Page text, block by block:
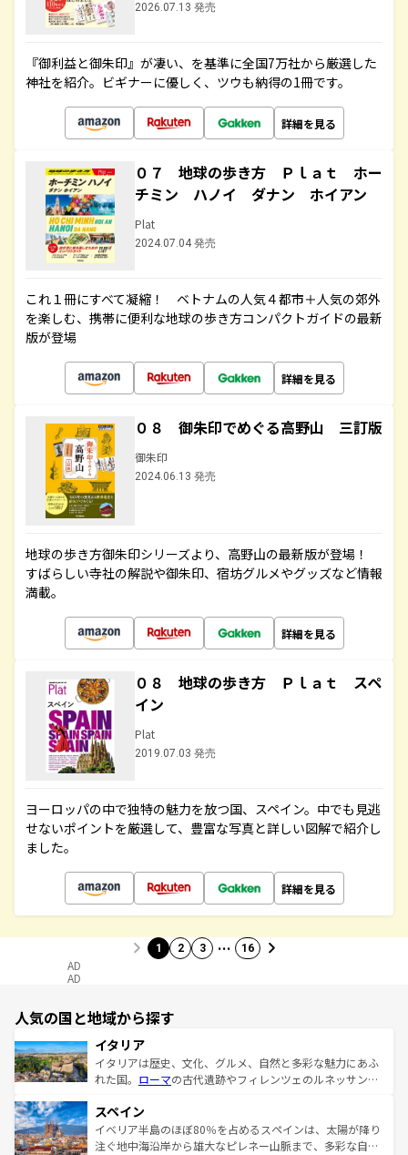
2026.07.13 発売
『御利益と御朱印』が凄い、を基準に全国7万社から厳選した
神社を紹介。ビギナーに優しく、ツウも納得の1冊です。
詳細を見る
０７ 地球の歩き方 Ｐｌａｔ ホー
チミン ハノイ ダナン ホイアン
Plat
2024.07.04 発売
これ１冊にすべて凝縮！ ベトナムの人気４都市＋人気の郊外
を楽しむ、携帯に便利な地球の歩き方コンパクトガイドの最新
版が登場
詳細を見る
０８ 御朱印でめぐる高野山 三訂版
御朱印
2024.06.13 発売
地球の歩き方御朱印シリーズより、高野山の最新版が登場！
すばらしい寺社の解説や御朱印、宿坊グルメやグッズなど情報
満載。
詳細を見る
０８ 地球の歩き方 Ｐｌａｔ スペ
イン
Plat
2019.07.03 発売
ヨーロッパの中で独特の魅力を放つ国、スペイン。中でも見逃
せないポイントを厳選して、豊富な写真と詳しい図解で紹介し
ました。
詳細を見る
1 2 3 … 16
AD
AD
人気の国と地域から探す
イタリア
イタリアは歴史、文化、グルメ、自然と多彩な魅力にあふ
れた国。 ローマの古代遺跡やフィレンツェのルネッサンス
ろん、トスカーナの美しい田園風景やアマルフィ海岸の絶
景など、自然景観も見逃せない。観光の合間には、本場の
ピザやパスタなど、絶品のイタリア料理を堪能することも
スペイン
イベリア半島のほぼ80％を占めるスペインは、太陽が降り
注ぐ地中海沿岸から雄大なピレネー山脈まで、多彩な自然